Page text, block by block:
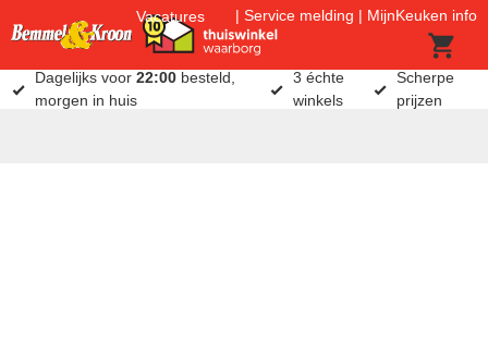
Vacatures Service melding MijnKeuken info
Dagelijks voor22:00 besteld,
morgen in huis
3 échte
winkels
Scherpe
prijzen